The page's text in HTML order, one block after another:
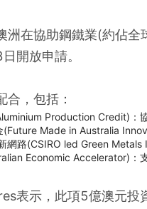
洲在協助鋼鐵業(約佔
開放申請。
，包括：
Production Credit)：
Made in Australia
網路(CSIRO led Green
Economic Accelerator)：
表示，此項5億澳元